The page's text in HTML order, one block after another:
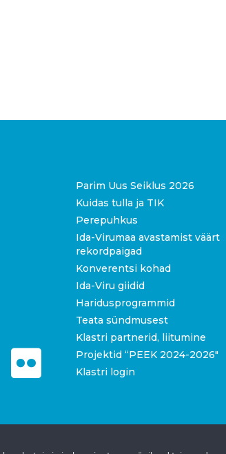
Parim Uus Seiklus 2026
Kuidas tulla ja TIK
Perepuhkus
Ida-Virumaa avastamist väärt
rekordpaigad
Konverentsi kohad
Ida-Viru giidid
Haridusprogrammid
Teata sündmusest
Klastri partnerid, liitumine
Projektid “PEEK 2024-2026″
Klastri login